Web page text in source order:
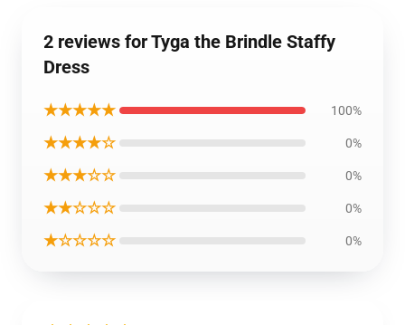
2 reviews for Tyga the Brindle Staffy
Dress
★★★★★ 100%
★★★★☆ 0%
★★★☆☆ 0%
★★☆☆☆ 0%
★☆☆☆☆ 0%